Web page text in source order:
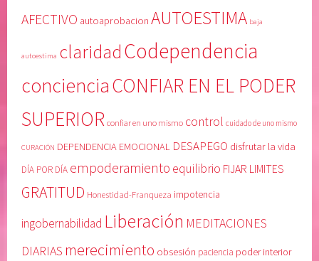
AFECTIVO autoaprobacion AUTOESTIMA baja
autoestima claridadCodependencia
concienciaCONFIAR EN EL PODER
SUPERIOR confiar en uno mismo control cuidado de uno mismo
CURACIÓN DEPENDENCIA EMOCIONAL DESAPEGO disfrutar la vida
DÍA POR DÍA empoderamiento equilibrio FIJAR LIMITES
GRATITUD Honestidad-Franqueza impotencia
ingobernabilidad Liberación MEDITACIONES
DIARIAS merecimiento obsesión paciencia poder interior